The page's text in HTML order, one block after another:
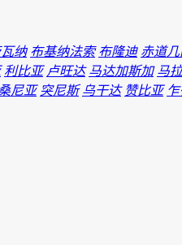
纳 布基纳法索 布隆迪 赤道
利比亚 卢旺达 马达加斯加 马
尼亚 突尼斯 乌干达 赞比亚